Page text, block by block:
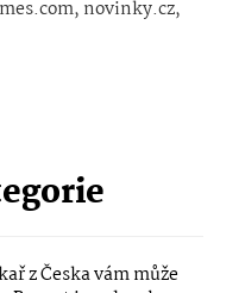
novinky.cz,
z Česka vám může